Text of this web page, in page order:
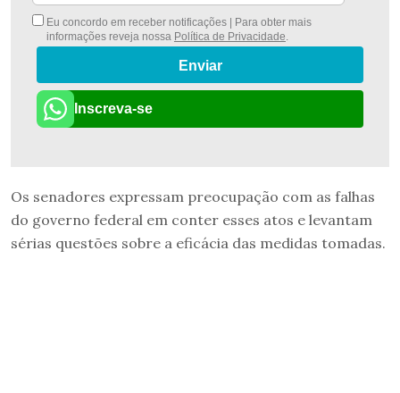
Eu concordo em receber notificações | Para obter mais
informações reveja nossa Política de Privacidade
Enviar
Inscreva-se
Os senadores expressam preocupação com as falhas
do governo federal em conter esses atos e levantam
sérias questões sobre a eficácia das medidas tomadas.